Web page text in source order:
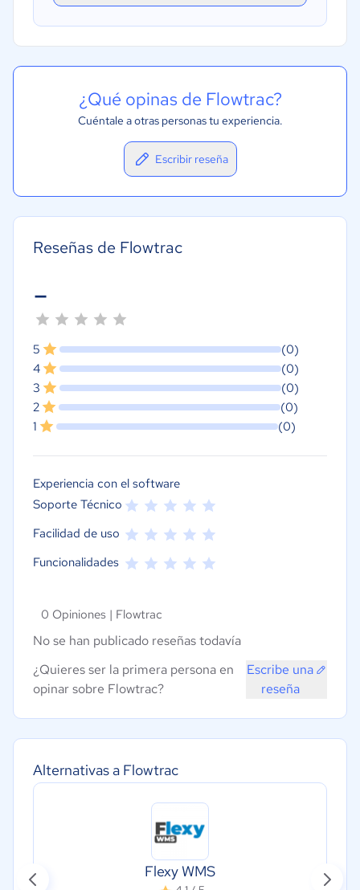
Alternativas a Flowtrac
Flexy WMS
¿Qué opinas de Flowtrac?
Cuéntale a otras personas tu experiencia.
Escribir reseña
Reseñas de Flowtrac
-
5
(0)
4
(0)
3
(0)
2
(0)
1
(0)
Experiencia con el software
Soporte Técnico
Facilidad de uso
Funcionalidades
0 Opiniones | Flowtrac
No se han publicado reseñas todavía
¿Quieres ser la primera persona en
opinar sobre Flowtrac?
Escribe una
reseña